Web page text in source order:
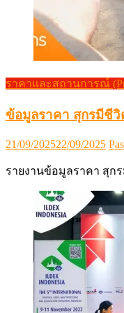
ราคาและสถานการณ์
ข้อมูลราคา สุกรมีชี
Posted
21/09/202522/09/2025
รายงานข้อมูลราคา สุก